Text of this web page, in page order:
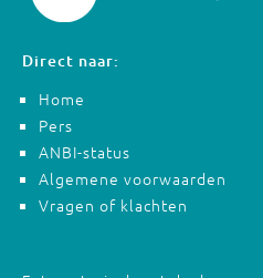
Direct naar:
Home
Pers
ANBI-status
Algemene voorwaarden
Vragen of klachten